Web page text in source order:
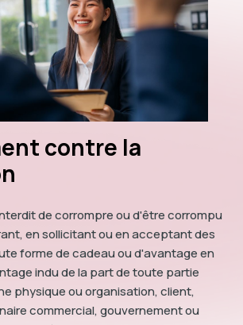
contre la
de corrompre ou d'être corrompu
en sollicitant ou en acceptant des
forme de cadeau ou d'avantage en
indu de la part de toute partie
physique ou organisation, client,
commercial, gouvernement ou